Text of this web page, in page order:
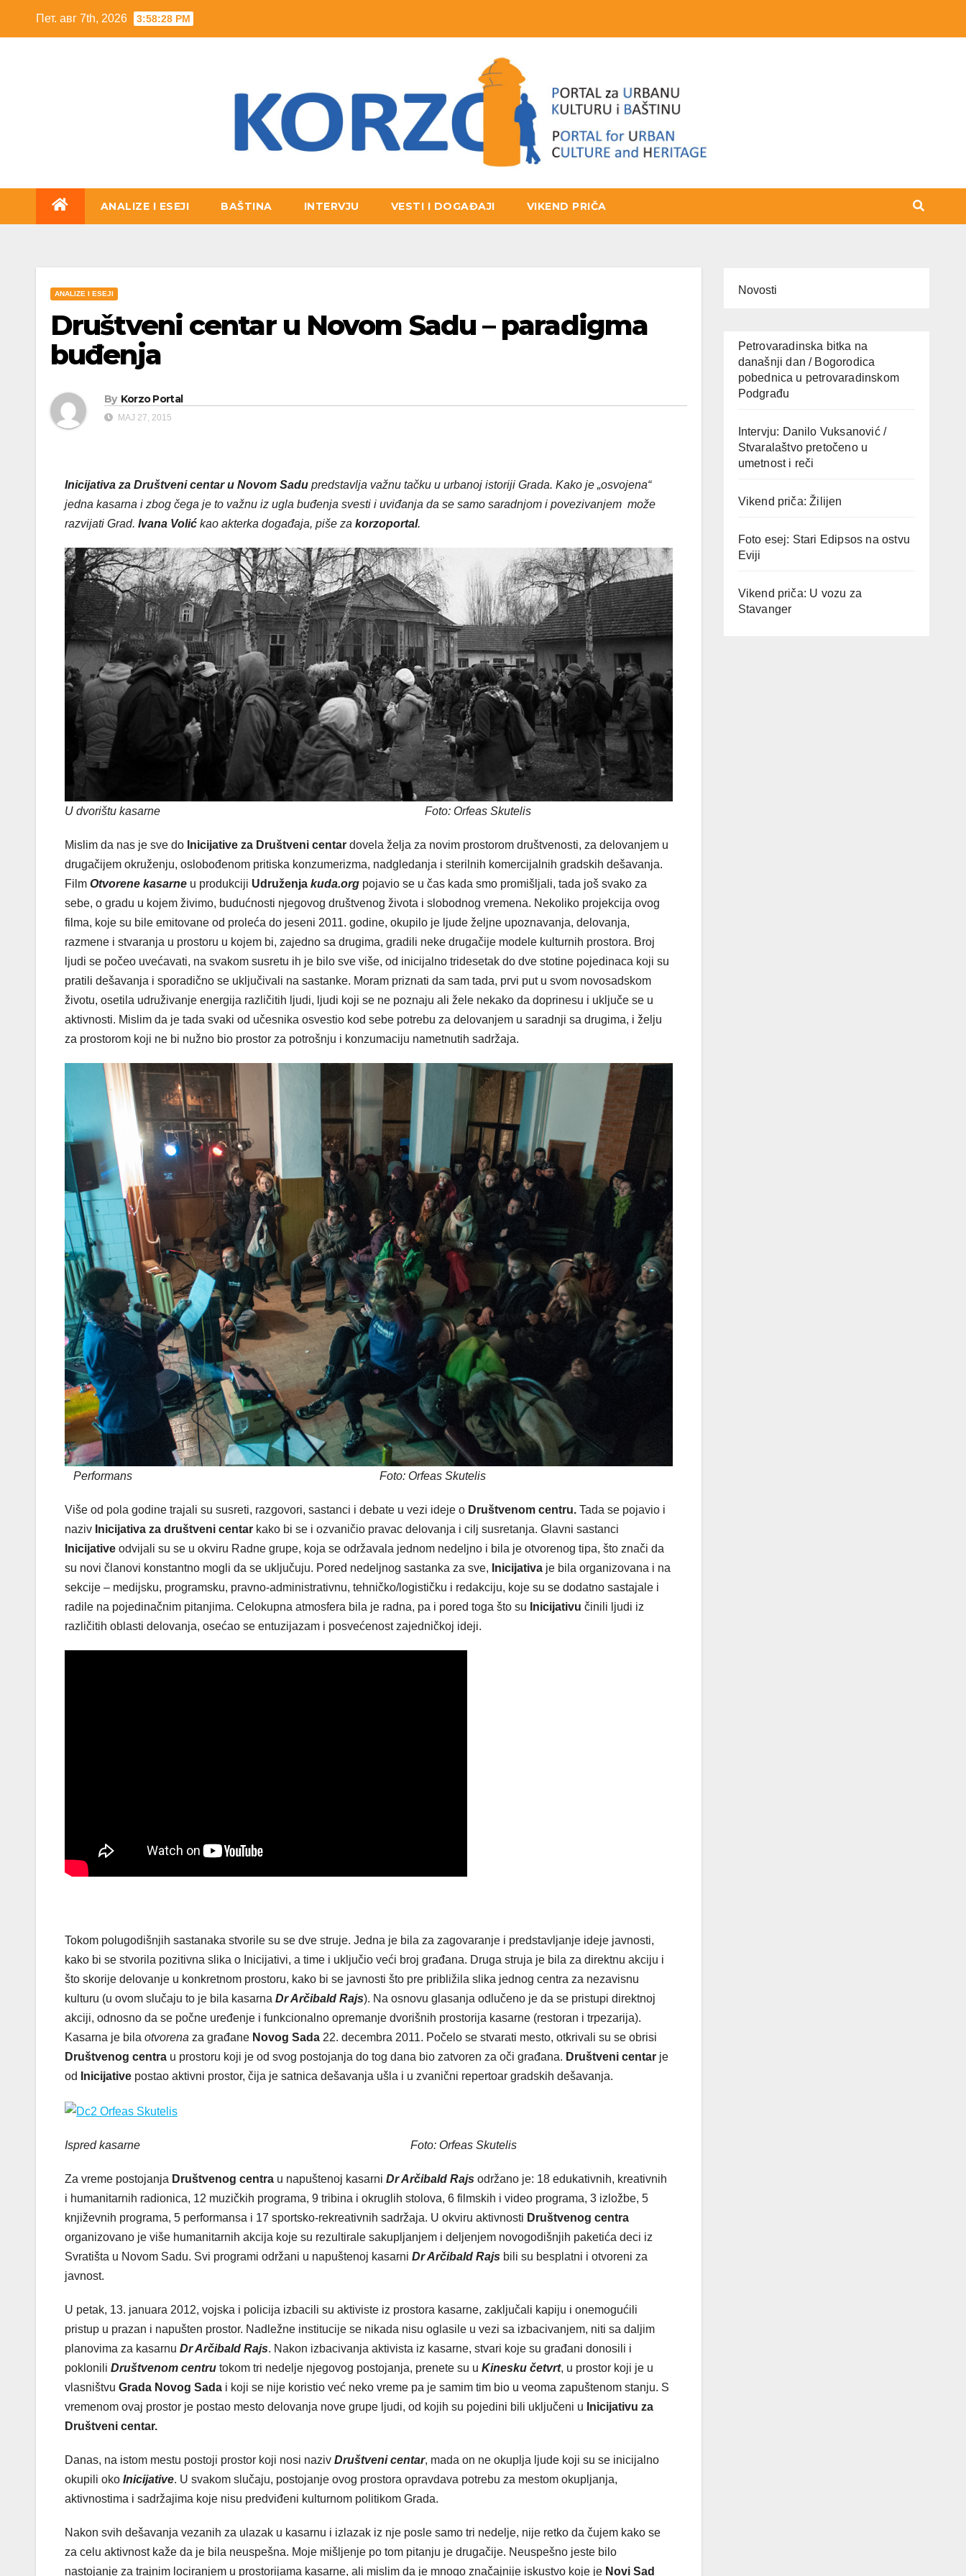
Пет. авг 7th, 2026 3:58:30 PM
ANALIZE I ESEJI BAŠTINA INTERVJU VESTI I DOGAĐAJI VIKEND PRIČA
ANALIZE I ESEJI
Društveni centar u Novom Sadu – paradigma
buđenja
By Korzo Portal
МАЈ 27, 2015
Inicijativa za Društveni centar u Novom Sadu predstavlja važnu tačku u urbanoj istoriji Grada. Kako je „osvojena“
jedna kasarna i zbog čega je to važnu iz ugla buđenja svesti i uviđanja da se samo saradnjom i povezivanjem može
razvijati Grad. Ivana Volić kao akterka događaja, piše za korzoportal.
U dvorištu kasarne Foto: Orfeas Skutelis
Mislim da nas je sve do Inicijative za Društveni centar dovela želja za novim prostorom društvenosti, za delovanjem u
drugačijem okruženju, oslobođenom pritiska konzumerizma, nadgledanja i sterilnih komercijalnih gradskih dešavanja.
Film Otvorene kasarne u produkciji Udruženja kuda.org pojavio se u čas kada smo promišljali, tada još svako za
sebe, o gradu u kojem živimo, budućnosti njegovog društvenog života i slobodnog vremena. Nekoliko projekcija ovog
filma, koje su bile emitovane od proleća do jeseni 2011. godine, okupilo je ljude željne upoznavanja, delovanja,
razmene i stvaranja u prostoru u kojem bi, zajedno sa drugima, gradili neke drugačije modele kulturnih prostora. Broj
ljudi se počeo uvećavati, na svakom susretu ih je bilo sve više, od inicijalno tridesetak do dve stotine pojedinaca koji su
pratili dešavanja i sporadično se uključivali na sastanke. Moram priznati da sam tada, prvi put u svom novosadskom
životu, osetila udruživanje energija različitih ljudi, ljudi koji se ne poznaju ali žele nekako da doprinesu i uključe se u
aktivnosti. Mislim da je tada svaki od učesnika osvestio kod sebe potrebu za delovanjem u saradnji sa drugima, i želju
za prostorom koji ne bi nužno bio prostor za potrošnju i konzumaciju nametnutih sadržaja.
Performans Foto: Orfeas Skutelis
Više od pola godine trajali su susreti, razgovori, sastanci i debate u vezi ideje o Društvenom centru. Tada se pojavio i
naziv Inicijativa za društveni centar kako bi se i ozvaničio pravac delovanja i cilj susretanja. Glavni sastanci
Inicijative odvijali su se u okviru Radne grupe, koja se održavala jednom nedeljno i bila je otvorenog tipa, što znači da
su novi članovi konstantno mogli da se uključuju. Pored nedeljnog sastanka za sve, Inicijativa je bila organizovana i na
sekcije – medijsku, programsku, pravno-administrativnu, tehničko/logističku i redakciju, koje su se dodatno sastajale i
radile na pojedinačnim pitanjima. Celokupna atmosfera bila je radna, pa i pored toga što su Inicijativu činili ljudi iz
različitih oblasti delovanja, osećao se entuzijazam i posvećenost zajedničkoj ideji.
Tokom polugodišnjih sastanaka stvorile su se dve struje. Jedna je bila za zagovaranje i predstavljanje ideje javnosti,
kako bi se stvorila pozitivna slika o Inicijativi, a time i uključio veći broj građana. Druga struja je bila za direktnu akciju i
što skorije delovanje u konkretnom prostoru, kako bi se javnosti što pre približila slika jednog centra za nezavisnu
kulturu (u ovom slučaju to je bila kasarna Dr Arčibald Rajs). Na osnovu glasanja odlučeno je da se pristupi direktnoj
akciji, odnosno da se počne uređenje i funkcionalno opremanje dvorišnih prostorija kasarne (restoran i trpezarija).
Kasarna je bila otvorena za građane Novog Sada 22. decembra 2011. Počelo se stvarati mesto, otkrivali su se obrisi
Društvenog centra u prostoru koji je od svog postojanja do tog dana bio zatvoren za oči građana. Društveni centar je
od
Inicijative postao aktivni prostor, čija je satnica dešavanja ušla i u zvanični repertoar gradskih dešavanja.
Ispred kasarne Foto: Orfeas Skutelis
Za vreme postojanja Društvenog centra u napuštenoj kasarni Dr Arčibald Rajs održano je: 18 edukativnih, kreativnih
i humanitarnih radionica, 12 muzičkih programa, 9 tribina i okruglih stolova, 6 filmskih i video programa, 3 izložbe, 5
književnih programa, 5 performansa i 17 sportsko-rekreativnih sadržaja. U okviru aktivnosti Društvenog centra
organizovano je više humanitarnih akcija koje su rezultirale sakupljanjem i deljenjem novogodišnjih paketića deci iz
Svratišta u Novom Sadu. Svi programi održani u napuštenoj kasarni Dr Arčibald Rajs bili su besplatni i otvoreni za
javnost.
U petak, 13. januara 2012, vojska i policija izbacili su aktiviste iz prostora kasarne, zaključali kapiju i onemogućili
pristup u prazan i napušten prostor. Nadležne institucije se nikada nisu oglasile u vezi sa izbacivanjem, niti sa daljim
planovima za kasarnu Dr Arčibald Rajs. Nakon izbacivanja aktivista iz kasarne, stvari koje su građani donosili i
poklonili Društvenom centru tokom tri nedelje njegovog postojanja, prenete su u Kinesku četvrt, u prostor koji je u
vlasništvu Grada Novog Sada i koji se nije koristio već neko vreme pa je samim tim bio u veoma zapuštenom stanju. S
vremenom ovaj prostor je postao mesto delovanja nove grupe ljudi, od kojih su pojedini bili uključeni u Inicijativu za
Društveni centar.
Danas, na istom mestu postoji prostor koji nosi naziv Društveni centar, mada on ne okuplja ljude koji su se inicijalno
okupili oko Inicijative. U svakom slučaju, postojanje ovog prostora opravdava potrebu za mestom okupljanja,
aktivnostima i sadržajima koje nisu predviđeni kulturnom politikom Grada.
Nakon svih dešavanja vezanih za ulazak u kasarnu i izlazak iz nje posle samo tri nedelje, nije retko da čujem kako se
za celu aktivnost kaže da je bila neuspešna. Moje mišljenje po tom pitanju je drugačije. Neuspešno jeste bilo
nastojanje za trajnim lociranjem u prostorijama kasarne, ali mislim da je mnogo značajnije iskustvo koje je Novi Sad
Novosti
Petrovaradinska bitka na
današnji dan / Bogorodica
pobednica u petrovaradinskom
Podgrađu
Intervju: Danilo Vuksanović /
Stvaralaštvo pretočeno u
umetnost i reči
Vikend priča: Žilijen
Foto esej: Stari Edipsos na ostvu
Eviji
Vikend priča: U vozu za
Stavanger